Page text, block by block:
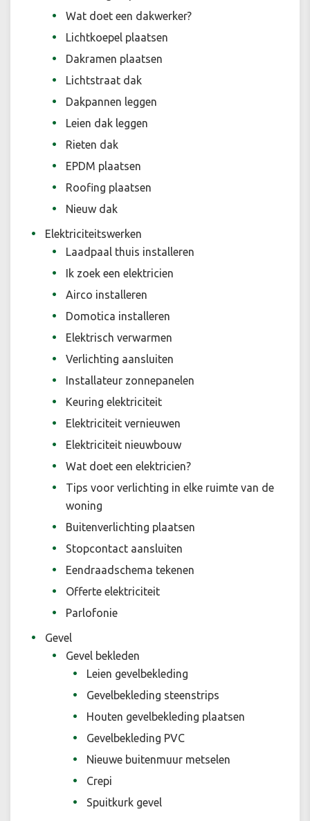
Wat doet een dakwerker?
Lichtkoepel plaatsen
Dakramen plaatsen
Lichtstraat dak
Dakpannen leggen
Leien dak leggen
Rieten dak
EPDM plaatsen
Roofing plaatsen
Nieuw dak
Elektriciteitswerken
Laadpaal thuis installeren
Ik zoek een elektricien
Airco installeren
Domotica installeren
Elektrisch verwarmen
Verlichting aansluiten
Installateur zonnepanelen
Keuring elektriciteit
Elektriciteit vernieuwen
Elektriciteit nieuwbouw
Wat doet een elektricien?
Tips voor verlichting in elke ruimte van de
woning
Buitenverlichting plaatsen
Stopcontact aansluiten
Eendraadschema tekenen
Offerte elektriciteit
Parlofonie
Gevel
Gevel bekleden
Leien gevelbekleding
Gevelbekleding steenstrips
Houten gevelbekleding plaatsen
Gevelbekleding PVC
Nieuwe buitenmuur metselen
Crepi
Spuitkurk gevel